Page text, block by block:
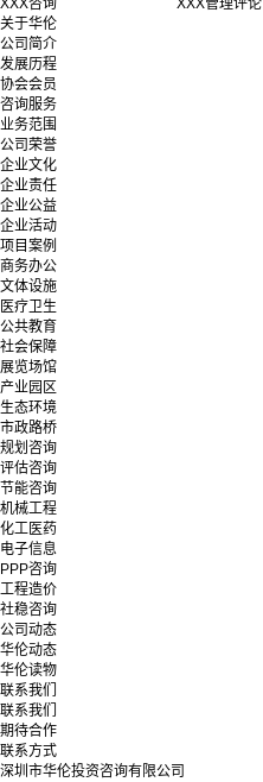
XXX咨询 XXX管理评论
关于华伦
公司简介
发展历程
协会会员
咨询服务
业务范围
公司荣誉
企业文化
企业责任
企业公益
企业活动
项目案例
商务办公
文体设施
医疗卫生
公共教育
社会保障
展览场馆
产业园区
生态环境
市政路桥
规划咨询
评估咨询
节能咨询
机械工程
化工医药
电子信息
PPP咨询
工程造价
社稳咨询
公司动态
华伦动态
华伦读物
联系我们
联系我们
期待合作
联系方式
深圳市华伦投资咨询有限公司